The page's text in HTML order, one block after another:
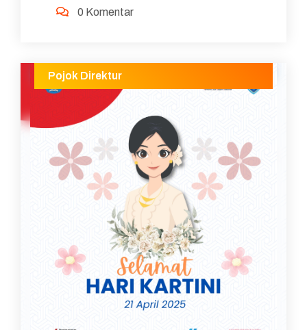
penyesuaian da...
0 Komentar
Pojok Direktur